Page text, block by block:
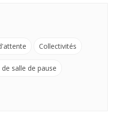
Collectivités
de salle de pause